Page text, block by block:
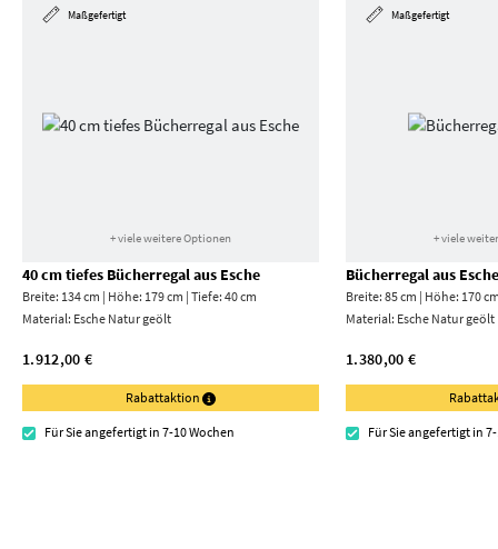
Maßgefertigt
+ viele weitere Optionen
40 cm tiefes Bücherregal aus Esche
Breite: 134 cm | Höhe: 179 cm | Tiefe: 40 cm
Material: Esche Natur geölt
1.912,00 €
Rabattaktion
Für Sie angefertigt in 7-10 Wochen
Maßgefertigt
+ viele
Bücherregal aus
Breite: 85 cm | Höhe: 170
Material: Esche Natur geölt
1.380,00 €
Für Sie angefertigt in